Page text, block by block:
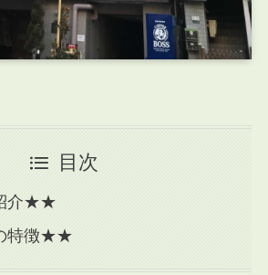
目次
介★★
特徴★★